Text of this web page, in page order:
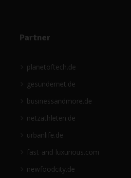
Partner
planetoftech.de
gesündernet.de
businessandmore.de
netzathleten.de
urbanlife.de
fast-and-luxurious.com
newfoodcity.de